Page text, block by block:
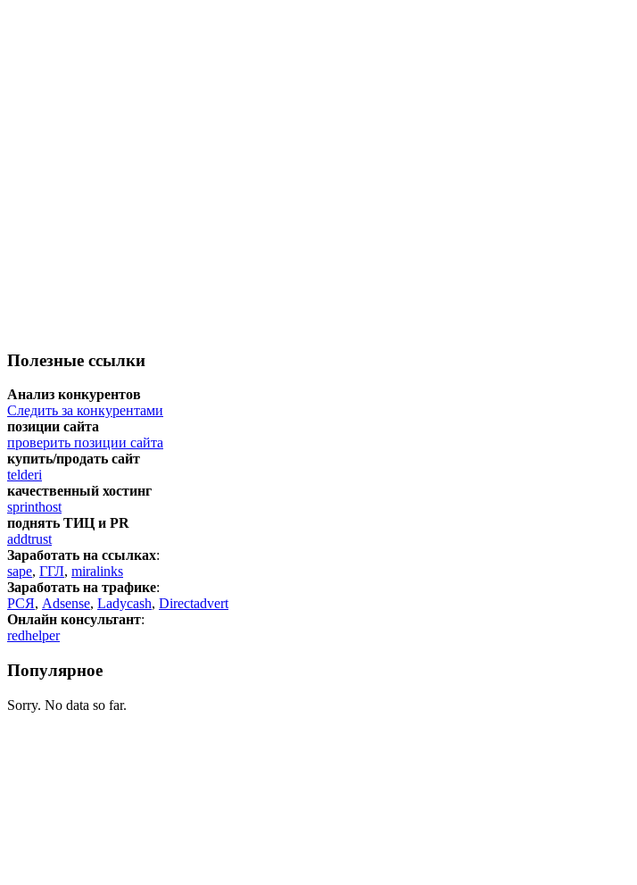
Полезные ссылки
Анализ конкурентов
Следить за конкурентами
позиции сайта
проверить позиции сайта
купить/продать сайт
telderi
качественный хостинг
sprinthost
поднять ТИЦ и PR
addtrust
Заработать на ссылках:
sape, ГГЛ, miralinks
Заработать на трафике:
РСЯ, Adsense, Ladycash, Directadvert
Онлайн консультант:
redhelper
Популярное
Sorry. No data so far.